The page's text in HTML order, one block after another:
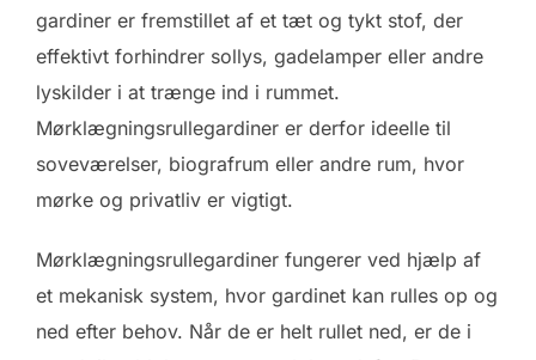
gardiner er fremstillet af et tæt og tykt stof, der
effektivt forhindrer sollys, gadelamper eller andre
lyskilder i at trænge ind i rummet.
Mørklægningsrullegardiner er derfor ideelle til
soveværelser, biografrum eller andre rum, hvor
mørke og privatliv er vigtigt.
Mørklægningsrullegardiner fungerer ved hjælp af
et mekanisk system, hvor gardinet kan rulles op og
ned efter behov. Når de er helt rullet ned, er de i